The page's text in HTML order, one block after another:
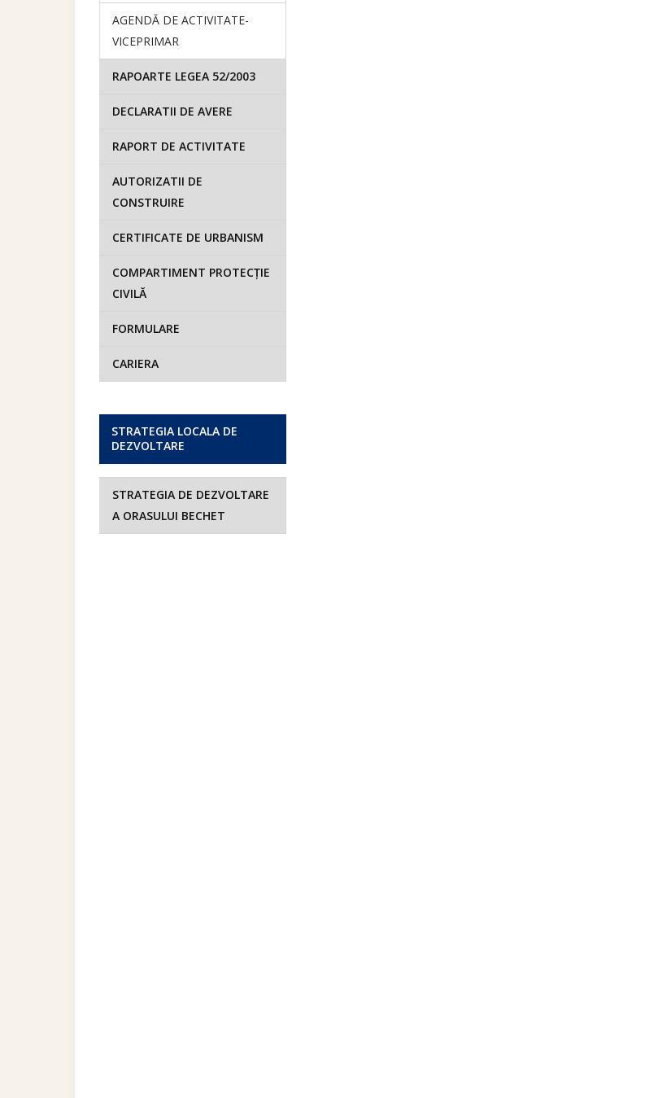
AGENDĂ DE ACTIVITATE-
VICEPRIMAR
RAPOARTE LEGEA 52/2003
DECLARATII DE AVERE
RAPORT DE ACTIVITATE
AUTORIZATII DE
CONSTRUIRE
CERTIFICATE DE URBANISM
COMPARTIMENT PROTECȚIE
CIVILĂ
FORMULARE
CARIERA
STRATEGIA LOCALA DE
DEZVOLTARE
STRATEGIA DE DEZVOLTARE
A ORASULUI BECHET